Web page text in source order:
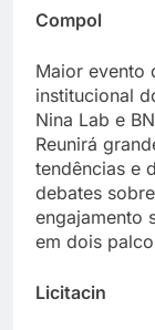
Compol
Maior evento
institucional
Nina Lab e
Reunirá
tendências e
debates
engajamento
em dois
Licitacin